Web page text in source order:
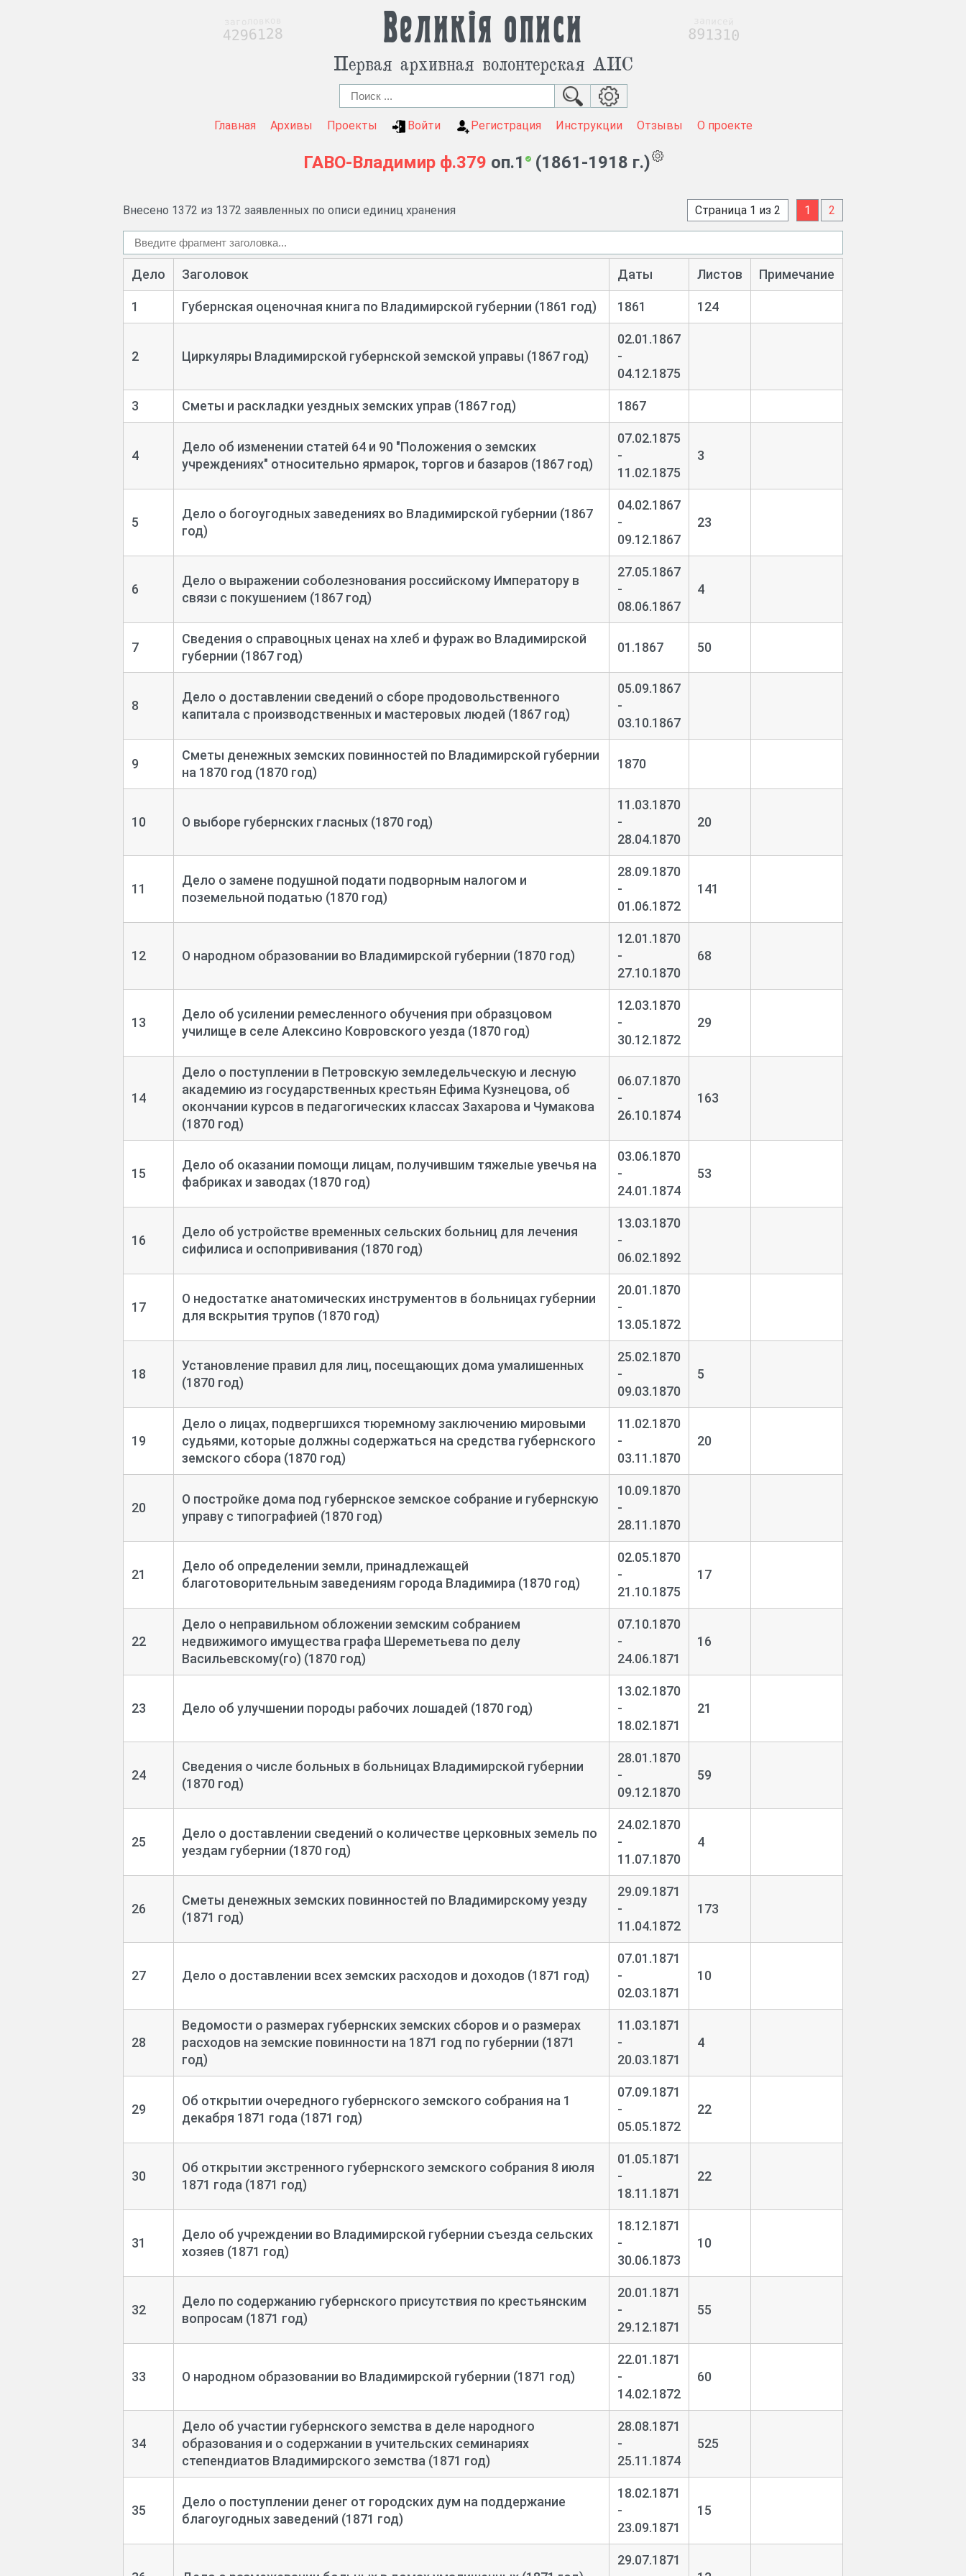
Великія описи
Первая архивная волонтерская АИС
Главная Архивы Проекты Войти Регистрация Инструкции Отзывы О проекте
ГАВО-Владимир ф.379 оп.1 (1861-1918 г.)
Внесено 1372 из 1372 заявленных по описи единиц хранения Страница 1 из 2 1 2
Дело Заголовок Даты Листов Примечание
1 Губернская оценочная книга по Владимирской губернии (1861 год) 1861 124
2 Циркуляры Владимирской губернской земской управы (1867 год)
02.01.1867
-
04.12.1875
3 Сметы и раскладки уездных земских управ (1867 год) 1867
4
Дело об изменении статей 64 и 90 "Положения о земских
учреждениях" относительно ярмарок, торгов и базаров (1867 год)
07.02.1875
-
11.02.1875
3
5
Дело о богоугодных заведениях во Владимирской губернии (1867
год)
04.02.1867
-
09.12.1867
23
6
Дело о выражении соболезнования российскому Императору в
связи с покушением (1867 год)
27.05.1867
-
08.06.1867
4
7
Сведения о справоцных ценах на хлеб и фураж во Владимирской
губернии (1867 год)
01.1867 50
8
Дело о доставлении сведений о сборе продовольственного
капитала с производственных и мастеровых людей (1867 год)
05.09.1867
-
03.10.1867
9
Сметы денежных земских повинностей по Владимирской губернии
на 1870 год (1870 год)
1870
10 О выборе губернских гласных (1870 год)
11.03.1870
-
28.04.1870
20
11
Дело о замене подушной подати подворным налогом и
поземельной податью (1870 год)
28.09.1870
-
01.06.1872
141
12 О народном образовании во Владимирской губернии (1870 год)
12.01.1870
-
27.10.1870
68
13
Дело об усилении ремесленного обучения при образцовом
училище в селе Алексино Ковровского уезда (1870 год)
12.03.1870
-
30.12.1872
29
14
Дело о поступлении в Петровскую земледельческую и лесную
академию из государственных крестьян Ефима Кузнецова, об
окончании курсов в педагогических классах Захарова и Чумакова
(1870 год)
06.07.1870
-
26.10.1874
163
15
Дело об оказании помощи лицам, получившим тяжелые увечья на
фабриках и заводах (1870 год)
03.06.1870
-
24.01.1874
53
16
Дело об устройстве временных сельских больниц для лечения
сифилиса и оспопрививания (1870 год)
13.03.1870
-
06.02.1892
17
О недостатке анатомических инструментов в больницах губернии
для вскрытия трупов (1870 год)
20.01.1870
-
13.05.1872
18
Установление правил для лиц, посещающих дома умалишенных
(1870 год)
25.02.1870
-
09.03.1870
5
19
Дело о лицах, подвергшихся тюремному заключению мировыми
судьями, которые должны содержаться на средства губернского
земского сбора (1870 год)
11.02.1870
-
03.11.1870
20
20
О постройке дома под губернское земское собрание и губернскую
управу с типографией (1870 год)
10.09.1870
-
28.11.1870
21
Дело об определении земли, принадлежащей
благотоворительным заведениям города Владимира (1870 год)
02.05.1870
-
21.10.1875
17
22
Дело о неправильном обложении земским собранием
недвижимого имущества графа Шереметьева по делу
Васильевскому(го) (1870 год)
07.10.1870
-
24.06.1871
16
23 Дело об улучшении породы рабочих лошадей (1870 год)
13.02.1870
-
18.02.1871
21
24
Сведения о числе больных в больницах Владимирской губернии
(1870 год)
28.01.1870
-
09.12.1870
59
25
Дело о доставлении сведений о количестве церковных земель по
уездам губернии (1870 год)
24.02.1870
-
11.07.1870
4
26
Сметы денежных земских повинностей по Владимирскому уезду
(1871 год)
29.09.1871
-
11.04.1872
173
27 Дело о доставлении всех земских расходов и доходов (1871 год)
07.01.1871
-
02.03.1871
10
28
Ведомости о размерах губернских земских сборов и о размерах
расходов на земские повинности на 1871 год по губернии (1871
год)
11.03.1871
-
20.03.1871
4
29
Об открытии очередного губернского земского собрания на 1
декабря 1871 года (1871 год)
07.09.1871
-
05.05.1872
22
30
Об открытии экстренного губернского земского собрания 8 июля
1871 года (1871 год)
01.05.1871
-
18.11.1871
22
31
Дело об учреждении во Владимирской губернии съезда сельских
хозяев (1871 год)
18.12.1871
-
30.06.1873
10
32
Дело по содержанию губернского присутствия по крестьянским
вопросам (1871 год)
20.01.1871
-
29.12.1871
55
33 О народном образовании во Владимирской губернии (1871 год)
22.01.1871
-
14.02.1872
60
34
Дело об участии губернского земства в деле народного
образования и о содержании в учительских семинариях
степендиатов Владимирского земства (1871 год)
28.08.1871
-
25.11.1874
525
35
Дело о поступлении денег от городских дум на поддержание
благоугодных заведений (1871 год)
18.02.1871
-
23.09.1871
15
29.07.1871
4296128 891310